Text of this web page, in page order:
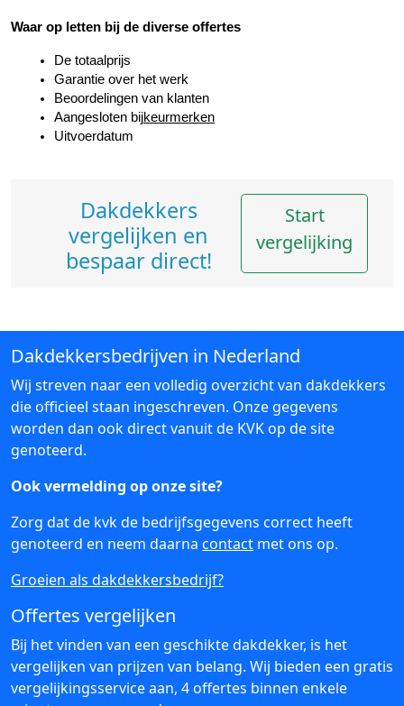
Waar op letten bij de diverse offertes
De totaalprijs
Garantie over het werk
Beoordelingen van klanten
Aangesloten bijkeurmerken
Uitvoerdatum
Dakdekkers
vergelijken en
bespaar direct!
Start
vergelijking
Dakdekkersbedrijven in Nederland
Wij streven naar een volledig overzicht van dakdekkers
die officieel staan ingeschreven. Onze gegevens
worden dan ook direct vanuit de KVK op de site
genoteerd.
Ook vermelding op onze site?
Zorg dat de kvk de bedrijfsgegevens correct heeft
genoteerd en neem daarna contact met ons op.
Groeien als dakdekkersbedrijf?
Offertes vergelijken
Bij het vinden van een geschikte dakdekker, is het
vergelijken van prijzen van belang. Wij bieden een gratis
vergelijkingsservice aan, 4 offertes binnen enkele